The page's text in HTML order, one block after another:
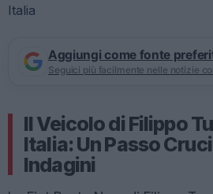
Aggiungi come fonte
Seguici più facilmente nelle notizie
Il Veicolo di Filippo
Italia: Un Passo
Indagini